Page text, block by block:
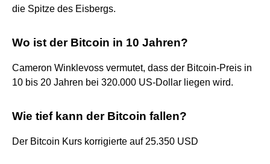
die Spitze des Eisbergs.
Wo ist der Bitcoin in 10 Jahren?
Cameron Winklevoss vermutet, dass der Bitcoin-Preis in
10 bis 20 Jahren bei 320.000 US-Dollar liegen wird.
Wie tief kann der Bitcoin fallen?
Der Bitcoin Kurs korrigierte auf 25.350 USD